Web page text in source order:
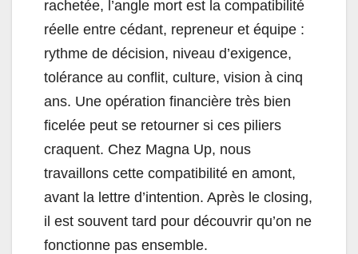
rachetée, l’angle mort est la compatibilité
réelle entre cédant, repreneur et équipe :
rythme de décision, niveau d’exigence,
tolérance au conflit, culture, vision à cinq
ans. Une opération financière très bien
ficelée peut se retourner si ces piliers
craquent. Chez Magna Up, nous
travaillons cette compatibilité en amont,
avant la lettre d’intention. Après le closing,
il est souvent tard pour découvrir qu’on ne
fonctionne pas ensemble.